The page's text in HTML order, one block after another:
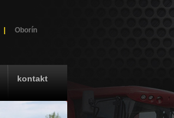
Oborín
kontakt